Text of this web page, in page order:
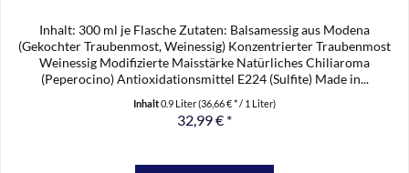
Inhalt: 300 ml je Flasche Zutaten: Balsamessig aus Modena
(Gekochter Traubenmost, Weinessig) Konzentrierter Traubenmost
Weinessig Modifizierte Maisstärke Natürliches Chiliaroma
(Peperocino) Antioxidationsmittel E224 (Sulfite) Made in...
Inhalt0.9 Liter(36,66 € * / 1 Liter)
32,99 € *